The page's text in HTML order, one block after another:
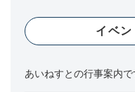
イベ
あいねすとの行事案内で